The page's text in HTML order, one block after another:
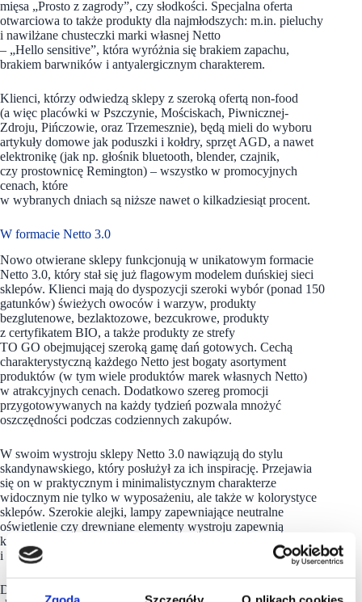
mięsa „Prosto z zagrody”, czy słodkości. Specjalna oferta
otwarciowa to także produkty dla najmłodszych: m.in. pieluchy
i nawilżane chusteczki marki własnej Netto
– „Hello sensitive”, która wyróżnia się brakiem zapachu,
brakiem barwników i antyalergicznym charakterem.
Klienci, którzy odwiedzą sklepy z szeroką ofertą non-food
(a więc placówki w Pszczynie, Mościskach, Piwnicznej-
Zdroju, Pińczowie, oraz Trzemesznie), będą mieli do wyboru
artykuły domowe jak poduszki i kołdry, sprzęt AGD, a nawet
elektronikę (jak np. głośnik bluetooth, blender, czajnik,
czy prostownicę Remington) – wszystko w promocyjnych
cenach, które
w wybranych dniach są niższe nawet o kilkadziesiąt procent.
W formacie Netto 3.0
Nowo otwierane sklepy funkcjonują w unikatowym formacie
Netto 3.0, który stał się już flagowym modelem duńskiej sieci
sklepów. Klienci mają do dyspozycji szeroki wybór (ponad 150
gatunków) świeżych owoców i warzyw, produkty
bezglutenowe, bezlaktozowe, bezcukrowe, produkty
z certyfikatem BIO, a także produkty ze strefy
TO GO obejmującej szeroką gamę dań gotowych. Cechą
charakterystyczną każdego Netto jest bogaty asortyment
produktów (w tym wiele produktów marek własnych Netto)
w atrakcyjnych cenach. Dodatkowo szereg promocji
przygotowywanych na każdy tydzień pozwala mnożyć
oszczędności podczas codziennych zakupów.
W swoim wystroju sklepy Netto 3.0 nawiązują do stylu
skandynawskiego, który posłużył za ich inspirację. Przejawia
się on w praktycznym i minimalistycznym charakterze
widocznym nie tylko w wyposażeniu, ale także w kolorystyce
sklepów. Szerokie alejki, lampy zapewniające neutralne
oświetlenie czy drewniane elementy wystroju zapewnią
kupującym komfort
i przyjazną atmosferę robienia zakupów.
Do końca roku sieć planuje otworzyć łącznie ponad 150